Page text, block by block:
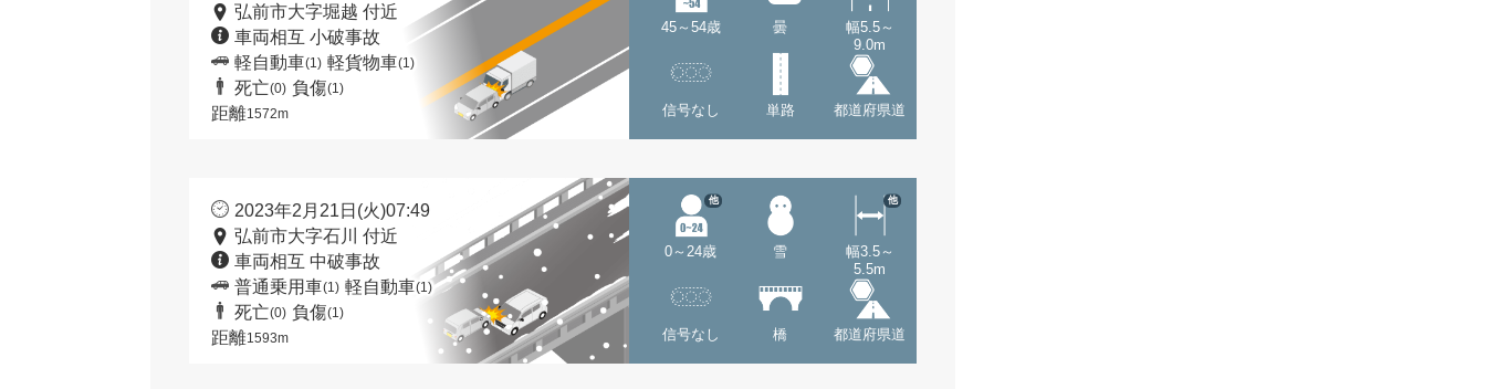
弘前市大字堀越 付近
車両相互 小破事故
軽自動車(1) 軽貨物車(1)
死亡(0) 負傷(1)
距離1572m
45～54歳 曇
幅5.5～
9.0m
信号なし 単路 都道府県道
2023年2月21日(火)07:49
弘前市大字石川 付近
車両相互 中破事故
普通乗用車(1) 軽自動車(1)
死亡(0) 負傷(1)
距離1593m
0～24歳
他
雪
幅3.5～
5.5m
他
信号なし 橋 都道府県道